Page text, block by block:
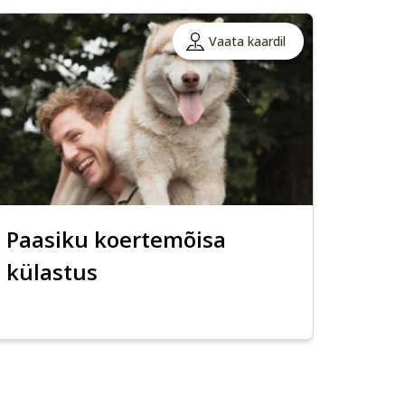
Vaata kaardil
Paasiku koertemõisa
külastus